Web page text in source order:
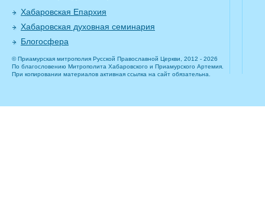
Хабаровская Епархия
Хабаровская духовная семинария
Блогосфера
© Приамурская митрополия Русской Православной Церкви, 2012 - 2026
По благословению Митрополита Хабаровского и Приамурского Артемия.
При копировании материалов активная ссылка на сайт обязательна.